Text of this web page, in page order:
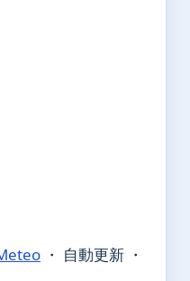
・ 自動更新 ・